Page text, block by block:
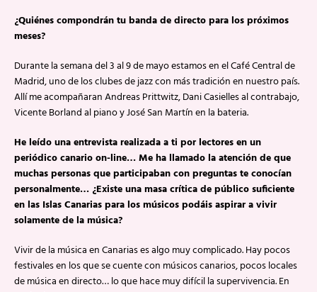
¿Quiénes compondrán tu banda de directo para los próximos
meses?
Durante la semana del 3 al 9 de mayo estamos en el Café Central de
Madrid, uno de los clubes de jazz con más tradición en nuestro país.
Allí me acompañaran Andreas Prittwitz, Dani Casielles al contrabajo,
Vicente Borland al piano y José San Martín en la bateria.
He leído una entrevista realizada a ti por lectores en un
periódico canario on-line… Me ha llamado la atención de que
muchas personas que participaban con preguntas te conocían
personalmente… ¿Existe una masa crítica de público suficiente
en las Islas Canarias para los músicos podáis aspirar a vivir
solamente de la música?
Vivir de la música en Canarias es algo muy complicado. Hay pocos
festivales en los que se cuente con músicos canarios, pocos locales
de música en directo… lo que hace muy difícil la supervivencia. En